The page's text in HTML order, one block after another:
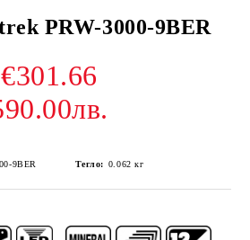
PRW-3000-9BER
€301.66
9BER Тегло: 0.062 кг